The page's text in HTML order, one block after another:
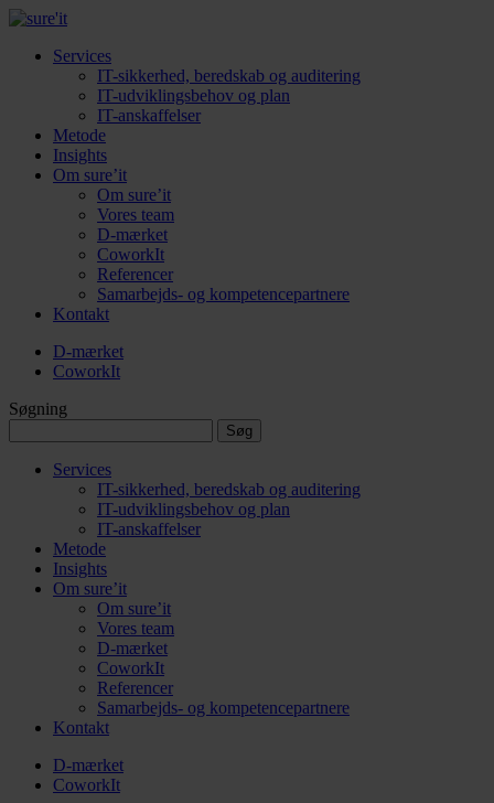
Services
IT-sikkerhed, beredskab og auditering
IT-udviklingsbehov og plan
IT-anskaffelser
Metode
Insights
Om sure’it
Om sure’it
Vores team
D-mærket
CoworkIt
Referencer
Samarbejds- og kompetencepartnere
Kontakt
D-mærket
CoworkIt
Søgning
efter:
Services
IT-sikkerhed, beredskab og auditering
IT-udviklingsbehov og plan
IT-anskaffelser
Metode
Insights
Om sure’it
Om sure’it
Vores team
D-mærket
CoworkIt
Referencer
Samarbejds- og kompetencepartnere
Kontakt
D-mærket
CoworkIt